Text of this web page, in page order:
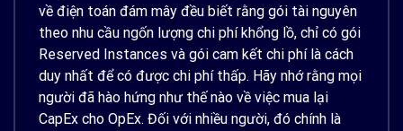
về điện toán đám mây đều biết rằng gói tài nguyên
theo nhu cầu ngốn lượng chi phí khổng lồ, chỉ có gói
Reserved Instances và gói cam kết chi phí là cách
duy nhất để có được chi phí thấp. Hãy nhớ rằng mọi
người đã hào hứng như thế nào về việc mua lại
CapEx cho OpEx. Đối với nhiều người, đó chính là